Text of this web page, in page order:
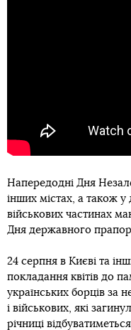
Напередодні Дня
інших містах, а також у
військових частинах
Дня державного
24 серпня в Києві та
покладання квітів до
українських борців за
і військових, які
річниці